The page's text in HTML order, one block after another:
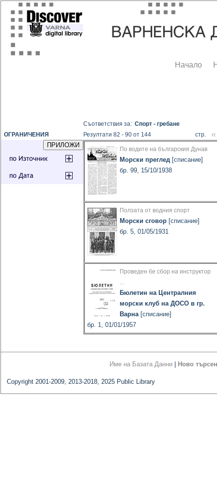
Начало
ОГРАНИЧЕНИЯ
Съответствия за:Спорт - гребане
Резултати 82 - 90 от 144
стр.
По водите на българския Дунав
Морски преглед [списание]
бр. 99, 15/10/1938
Ползата от водния спорт
Морски сговор [списание]
бр. 5, 01/05/1931
Проведен бе сбор на инструктор
...
Бюлетин на Централния
морски клуб на ДОСО в гр.
Варна[списание]
бр. 1, 01/01/1957
Име на Базата Данни Ново
Copyright 2001-2009, 2013-2018, 2025 Public Library